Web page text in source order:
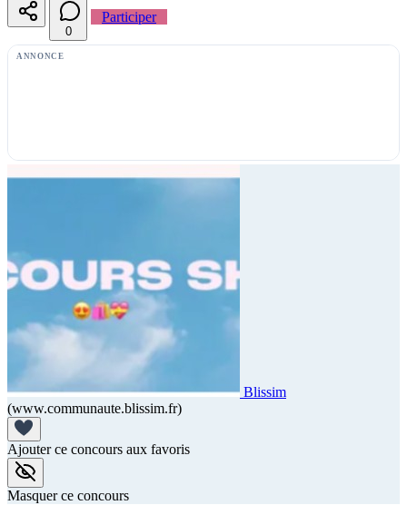
0
Participer
ANNONCE
Blissim
(www.communaute.blissim.fr)
Ajouter ce concours aux favoris
Masquer ce concours